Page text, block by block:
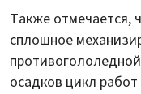
Также отмечается,
сплошное
осадков цикл